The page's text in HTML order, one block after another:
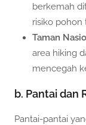
berkemah
risiko pohon
Taman
area hiking
mencegah
b. Pantai dan
Pantai-pantai